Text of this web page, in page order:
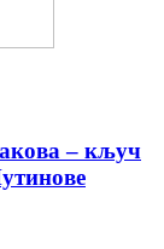
– кључ